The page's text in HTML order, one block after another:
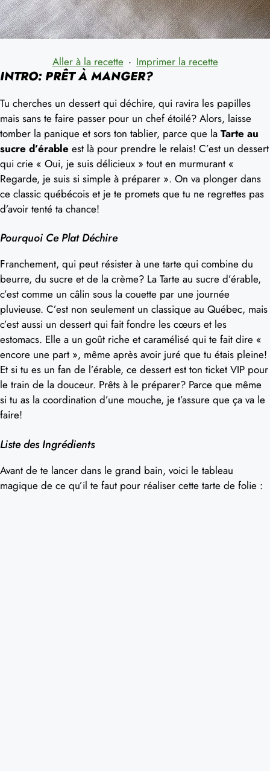
Aller à la recette · Imprimer la recette
INTRO: PRÊT À MANGER?
Tu cherches un dessert qui déchire, qui ravira les papilles
mais sans te faire passer pour un chef étoilé? Alors, laisse
tomber la panique et sors ton tablier, parce que la Tarte au
sucre d’érable est là pour prendre le relais! C’est un dessert
qui crie « Oui, je suis délicieux » tout en murmurant «
Regarde, je suis si simple à préparer ». On va plonger dans
ce classic québécois et je te promets que tu ne regrettes pas
d’avoir tenté ta chance!
Pourquoi Ce Plat Déchire
Franchement, qui peut résister à une tarte qui combine du
beurre, du sucre et de la crème? La Tarte au sucre d’érable,
c’est comme un câlin sous la couette par une journée
pluvieuse. C’est non seulement un classique au Québec, mais
c’est aussi un dessert qui fait fondre les cœurs et les
estomacs. Elle a un goût riche et caramélisé qui te fait dire «
encore une part », même après avoir juré que tu étais pleine!
Et si tu es un fan de l’érable, ce dessert est ton ticket VIP pour
le train de la douceur. Prêts à le préparer? Parce que même
si tu as la coordination d’une mouche, je t’assure que ça va le
faire!
Liste des Ingrédients
Avant de te lancer dans le grand bain, voici le tableau
magique de ce qu’il te faut pour réaliser cette tarte de folie :